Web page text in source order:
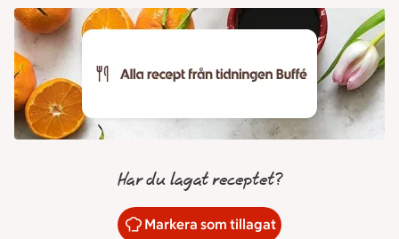
Har du lagat receptet?
Markera som tillagat